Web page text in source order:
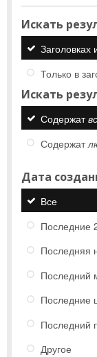
Искать
Заголовках
Только в
Искать
Содержат
Содержат
Дата
Все
Последние
Последняя
Последний
Последние
Последний
Другое